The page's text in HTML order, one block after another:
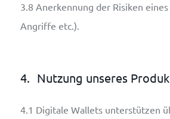
3.8 Anerkennung der Risiken
Angriffe etc.).
4. Nutzung unseres
4.1 Digitale Wallets unterstützen